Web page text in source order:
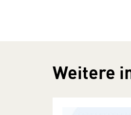
Weitere